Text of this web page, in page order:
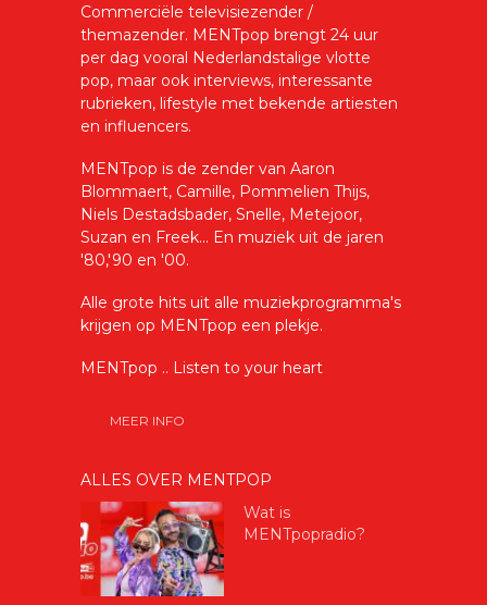
Commerciële televisiezender /
themazender. MENTpop brengt 24 uur
per dag vooral Nederlandstalige vlotte
pop, maar ook interviews, interessante
rubrieken, lifestyle met bekende artiesten
en influencers.
MENTpop is de zender van Aaron
Blommaert, Camille, Pommelien Thijs,
Niels Destadsbader, Snelle, Metejoor,
Suzan en Freek... En muziek uit de jaren
'80,'90 en '00.
Alle grote hits uit alle muziekprogramma's
krijgen op MENTpop een plekje.
MENTpop .. Listen to your heart
MEER INFO
ALLES OVER MENTPOP
Wat is
MENTpopradio?